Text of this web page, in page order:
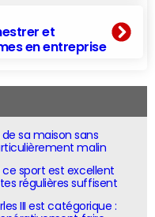
et
en entreprise
sa maison sans
malin
ce sport est excellent
régulières suffisent
III est catégorique :